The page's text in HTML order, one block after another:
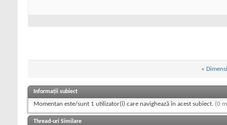
«
Informații subiect
Momentan este/sunt 1 utilizator(i) care navighează în acest subiect. (0
Thread-uri Similare